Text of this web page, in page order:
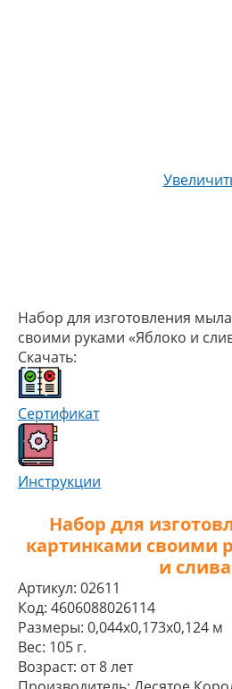
Набор для изготовления
своими руками «Яблоко и
Скачать:
Сертификат
Инструкции
Набор для
картинками своими
и
Артикул: 02611
Код: 4606088026114
Размеры: 0,044x0,173x0,124 м
Вес: 105 г.
Возраст: от 8 лет